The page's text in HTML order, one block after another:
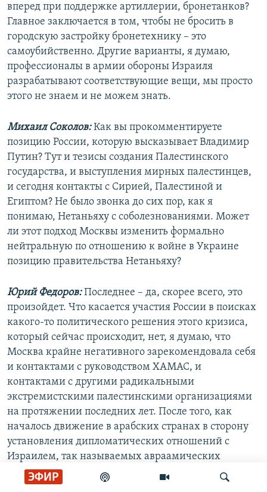
ЭФИР
вперед при поддержке артиллерии, бронетанков?
Главное заключается в том, чтобы не бросить в
городскую застройку бронетехнику – это
самоубийственно. Другие варианты, я думаю,
профессионалы в армии обороны Израиля
разрабатывают соответствующие вещи, мы просто
этого не знаем и не можем знать.
Михаил Соколов:Как вы прокомментируете
позицию России, которую высказывает Владимир
Путин? Тут и тезисы создания Палестинского
государства, и выступления мирных палестинцев,
и сегодня контакты с Сирией, Палестиной и
Египтом? Не было звонка до сих пор, как я
понимаю, Нетаньяху с соболезнованиями. Может
ли этот подход Москвы изменить формально
нейтральную по отношению к войне в Украине
позицию правительства Нетаньяху?
Юрий Федоров:Последнее – да, скорее всего, это
произойдет. Что касается участия России в поисках
какого-то политического решения этого кризиса,
который сейчас происходит, нет, я думаю, что
Москва крайне негативного зарекомендовала себя
и контактами с руководством ХАМАС, и
контактами с другими радикальными
экстремистскими палестинскими организациями
на протяжении последних лет. После того, как
началось движение в арабских странах в сторону
установления дипломатических отношений с
Израилем, так называемых авраамических
соглашений, в палестинской среде, в политическом
истеблишменте возникла паника, потому что этот